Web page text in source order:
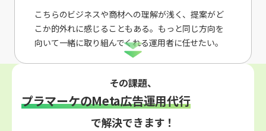
こちらのビジネスや商材への理解が浅く、提案がど
こか的外れに感じることもある。もっと同じ方向を
向いて一緒に取り組んでくれる運用者に任せたい。
その課題、
プラマーケのMeta広告運用代行
で解決できます！